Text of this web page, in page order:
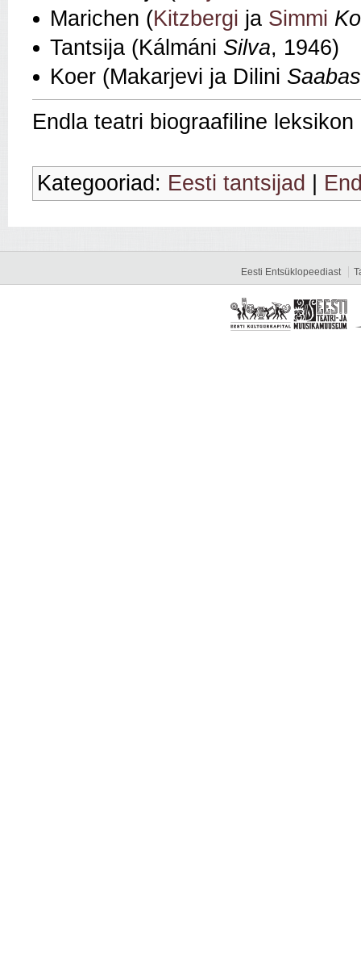
Marichen (Kitzbergi ja Simmi
Tantsija (Kálmáni Silva, 1946)
Koer (Makarjevi ja Dilini
Endla teatri biograafiline
Kategooriad: Eesti tantsijad
Eesti Entsüklopeediast